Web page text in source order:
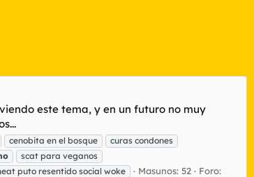
este tema, y en un futuro no muy
cenobita en el bosque
curas condones
scat para veganos
puto resentido social woke Masunos: 52
Foro: